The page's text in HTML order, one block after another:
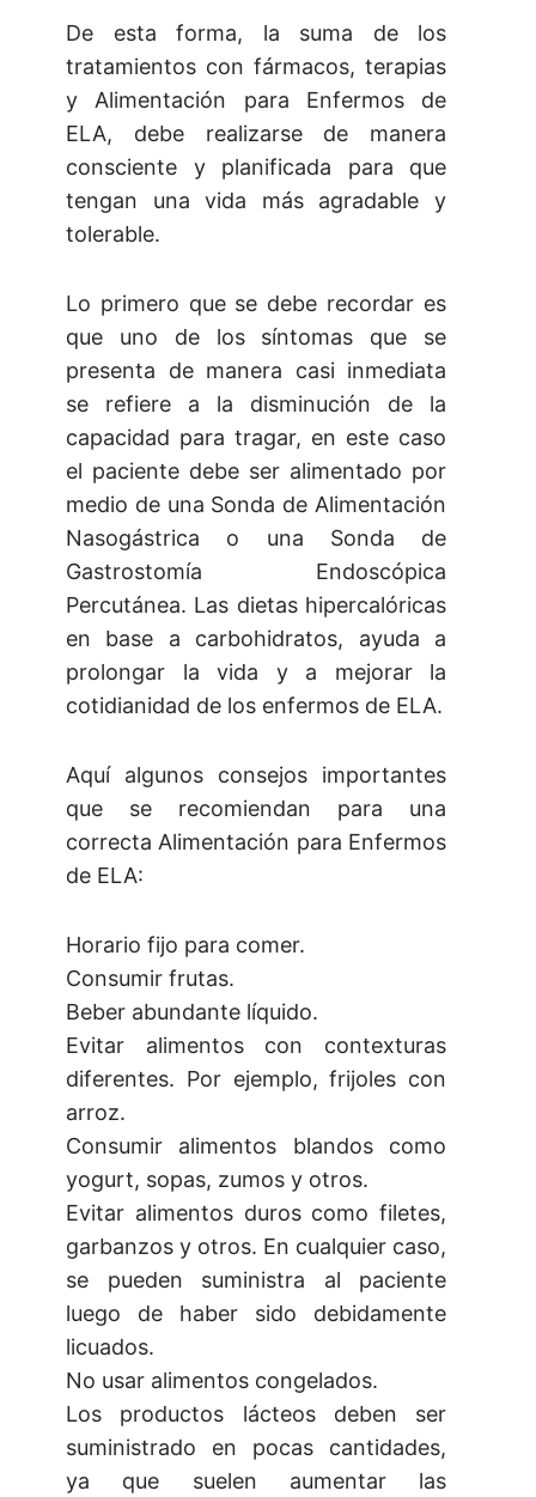
De esta forma, la suma de los
tratamientos con fármacos, terapias
y Alimentación para Enfermos de
ELA, debe realizarse de manera
consciente y planificada para que
tengan una vida más agradable y
tolerable.
Lo primero que se debe recordar es
que uno de los síntomas que se
presenta de manera casi inmediata
se refiere a la disminución de la
capacidad para tragar, en este caso
el paciente debe ser alimentado por
medio de una Sonda de Alimentación
Nasogástrica o una Sonda de
Gastrostomía Endoscópica
Percutánea. Las dietas hipercalóricas
en base a carbohidratos, ayuda a
prolongar la vida y a mejorar la
cotidianidad de los enfermos de ELA.
Aquí algunos consejos importantes
que se recomiendan para una
correcta Alimentación para Enfermos
de ELA:
Horario fijo para comer.
Consumir frutas.
Beber abundante líquido.
Evitar alimentos con contexturas
diferentes. Por ejemplo, frijoles con
arroz.
Consumir alimentos blandos como
yogurt, sopas, zumos y otros.
Evitar alimentos duros como filetes,
garbanzos y otros. En cualquier caso,
se pueden suministra al paciente
luego de haber sido debidamente
licuados.
No usar alimentos congelados.
Los productos lácteos deben ser
suministrado en pocas cantidades,
ya que suelen aumentar las